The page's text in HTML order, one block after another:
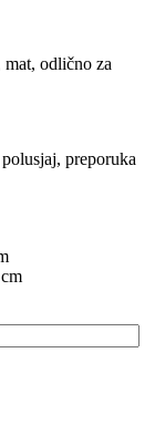
mat, odlično za
preporuka